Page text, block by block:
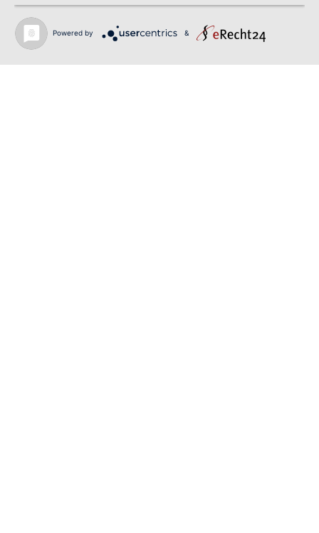
Wird geladen …
Powered by &